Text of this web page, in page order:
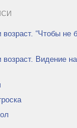
“Чтобы не
Видение